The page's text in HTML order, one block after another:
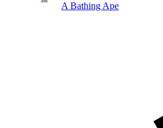
A Bathing Ape